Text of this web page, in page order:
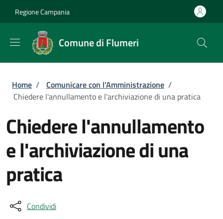
Regione Campania
Comune di Flumeri
Briciole di pane
Home / Comunicare con l'Amministrazione /
Chiedere l'annullamento e l'archiviazione di una pratica
Chiedere l'annullamento
e l'archiviazione di una
pratica
Condividi